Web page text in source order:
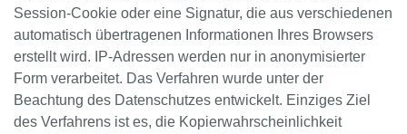
Session-Cookie oder eine Signatur, die aus verschiedenen
automatisch übertragenen Informationen Ihres Browsers
erstellt wird. IP-Adressen werden nur in anonymisierter
Form verarbeitet. Das Verfahren wurde unter der
Beachtung des Datenschutzes entwickelt. Einziges Ziel
des Verfahrens ist es, die Kopierwahrscheinlichkeit